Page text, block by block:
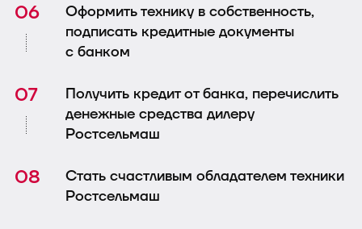
Оформить технику в собственность,
подписать кредитные документы
с банком
Получить кредит от банка, перечислить
денежные средства дилеру
Ростсельмаш
Стать счастливым обладателем техники
Ростсельмаш